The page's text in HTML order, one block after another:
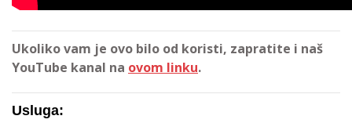
Ukoliko vam je ovo bilo od koristi, zapratite i naš
YouTube kanal na ovom linku.
Usluga: